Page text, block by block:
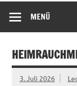
MENÜ
3. Juli 2026